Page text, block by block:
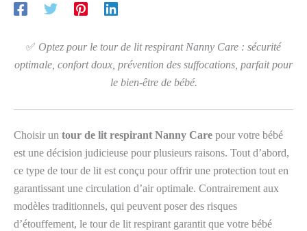
✅ Optez pour le tour de lit respirant Nanny Care : sécurité
optimale, confort doux, prévention des suffocations, parfait pour
le bien-être de bébé.
Choisir un tour de lit respirant Nanny Care pour votre bébé
est une décision judicieuse pour plusieurs raisons. Tout d’abord,
ce type de tour de lit est conçu pour offrir une protection tout en
garantissant une circulation d’air optimale. Contrairement aux
modèles traditionnels, qui peuvent poser des risques
d’étouffement, le tour de lit respirant garantit que votre bébé